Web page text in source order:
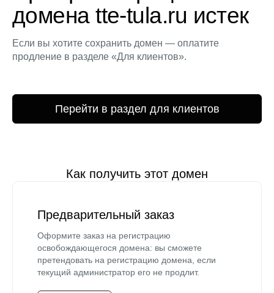
домена tte-tula.ru истек
Если вы хотите сохранить домен — оплатите
продление в разделе «Для клиентов».
Перейти в раздел для клиентов
Как получить этот домен
Предварительный заказ
Оформите заказ на регистрацию
освобождающегося домена: вы сможете
претендовать на регистрацию домена, если
текущий администратор его не продлит.